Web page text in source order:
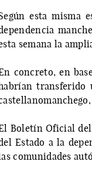
esta misma
semana la
concreto, en
transferido
Boletín Oficial
Estado a la
comunidades